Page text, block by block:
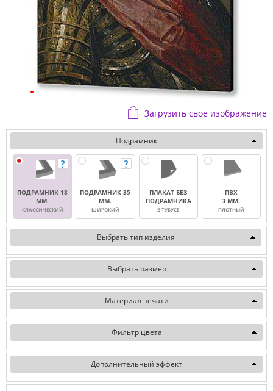
Загрузить свое изображение
Подрамник
ПОДРАМНИК 18
ММ.
КЛАССИЧЕСКИЙ
ПОДРАМНИК 35
ММ.
ШИРОКИЙ
ПЛАКАТ БЕЗ
ПОДРАМНИКА
В ТУБУСЕ
ПВХ
3 ММ.
ПЛОТНЫЙ
Выбрать тип изделия
Выбрать размер
Материал печати
Фильтр цвета
Дополнительный эффект